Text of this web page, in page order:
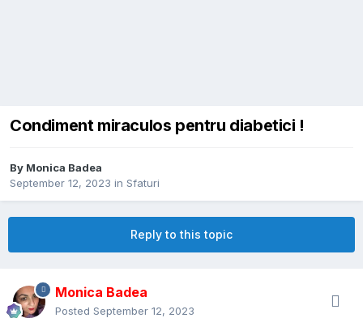
Condiment miraculos pentru diabetici !
By Monica Badea
September 12, 2023 in Sfaturi
Reply to this topic
Monica Badea
Posted September 12, 2023